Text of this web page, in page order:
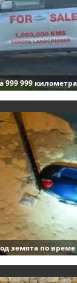
999 999
земята по